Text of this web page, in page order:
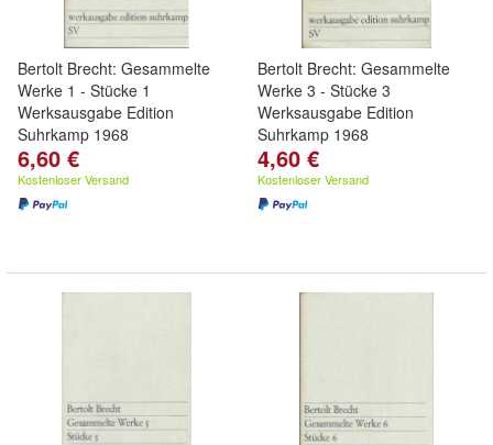
Bertolt Brecht: Gesammelte
Werke 1 - Stücke 1
Werksausgabe Edition
Suhrkamp 1968
6,60 €
Kostenloser Versand
Bertolt Brecht: Gesammelte
Werke 3 - Stücke 3
Werksausgabe Edition
Suhrkamp 1968
4,60 €
Kostenloser Versand